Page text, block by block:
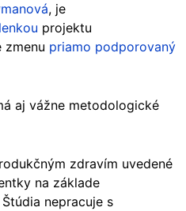
, je
projektu
zmenu priamo podporovaný
aj vážne metodologické
zdravím uvedené
na základe
nepracuje s